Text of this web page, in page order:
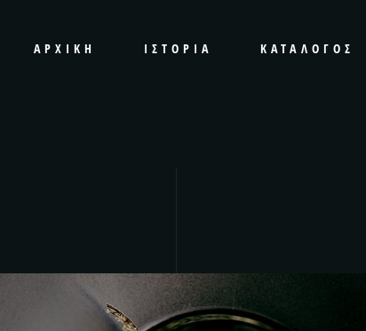
ΑΡΧΙΚΉ ΙΣΤΟΡΊΑ ΚΑΤΆΛΟΓΟΣ